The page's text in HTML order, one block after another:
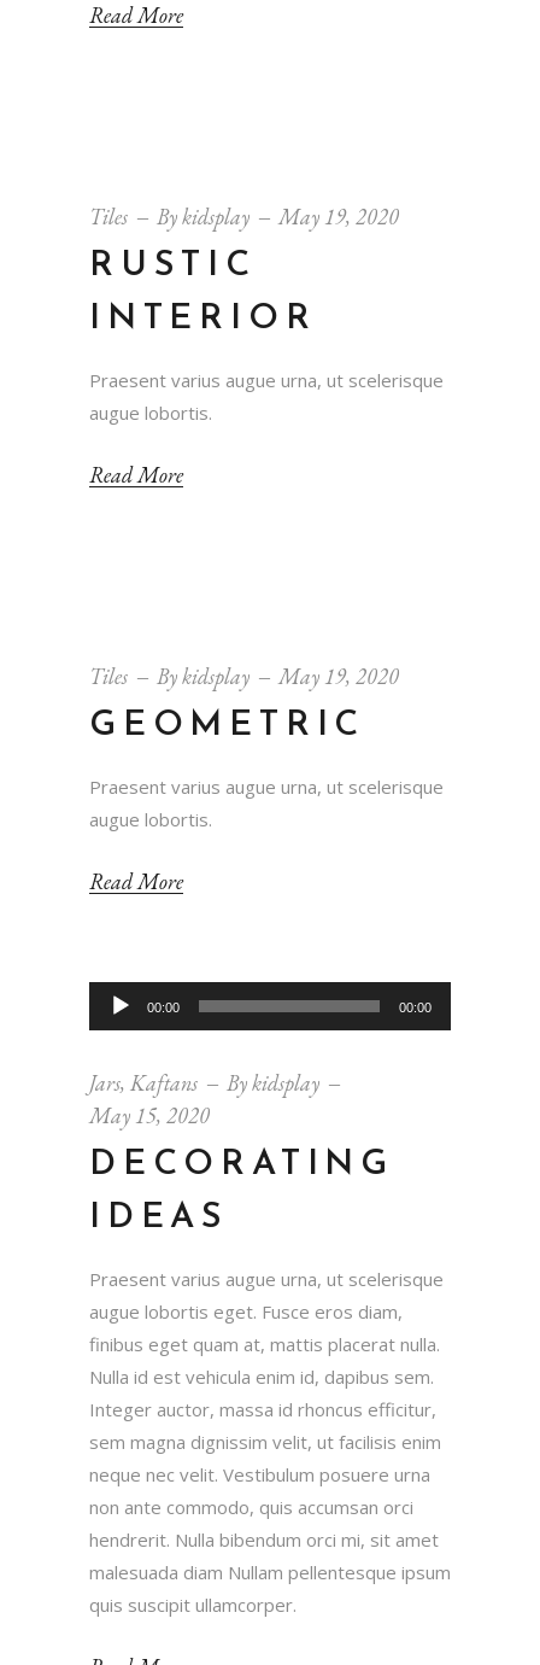
Read More
Tiles Bykidsplay May 19, 2020
RUSTIC
INTERIOR
Praesent varius augue urna, ut scelerisque
augue lobortis.
Read More
Tiles Bykidsplay May 19, 2020
GEOMETRIC
Praesent varius augue urna, ut scelerisque
augue lobortis.
Read More
Audio
Player
00:00 00:00
Jars, Kaftans Bykidsplay
May 15, 2020
DECORATING
IDEAS
Praesent varius augue urna, ut scelerisque
augue lobortis eget. Fusce eros diam,
finibus eget quam at, mattis placerat nulla.
Nulla id est vehicula enim id, dapibus sem.
Integer auctor, massa id rhoncus efficitur,
sem magna dignissim velit, ut facilisis enim
neque nec velit. Vestibulum posuere urna
non ante commodo, quis accumsan orci
hendrerit. Nulla bibendum orci mi, sit amet
malesuada diam Nullam pellentesque ipsum
quis suscipit ullamcorper.